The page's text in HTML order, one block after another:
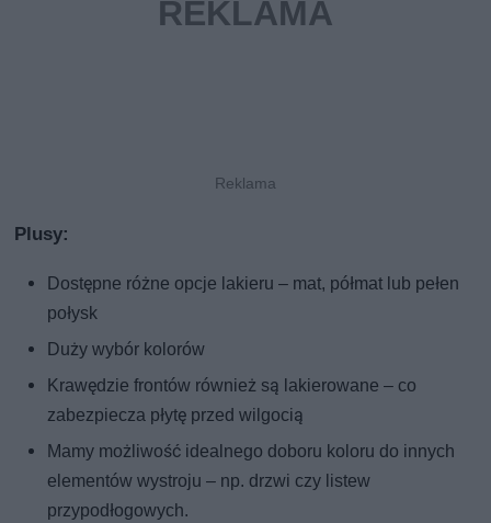
Plusy:
Dostępne różne opcje lakieru – mat, półmat lub pełen
połysk
Duży wybór kolorów
Krawędzie frontów również są lakierowane – co
zabezpiecza płytę przed wilgocią
Mamy możliwość idealnego doboru koloru do innych
elementów wystroju – np. drzwi czy listew
przypodłogowych.